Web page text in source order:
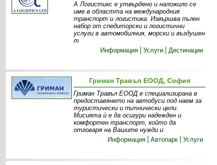
А Логистикс е утвърдено и наложило се
име в областта на международния
транспорт и логистика. Извършва пълен
набор от спедиторски и логистични
услуги в автомобилния, морски и въздушен
т
Информация
Услуги Дестинации
Гриман Травъл ЕООД, София
Гриман Травъл ЕООД е специализирана в
предоставянето на автобуси под наем за
туристически и пътнически цели.
Мисията ѝ е да осигури надежден и
комфортен транспорт, който да
отговаря на Вашите нужди и
Информация
Автопарк Услуги